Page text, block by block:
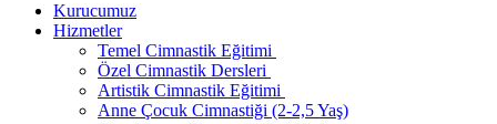
Kurucumuz
Hizmetler
Temel Cimnastik Eğitimi
Özel Cimnastik Dersleri
Artistik Cimnastik Eğitimi
Anne Çocuk Cimnastiği (2-2,5 Yaş)